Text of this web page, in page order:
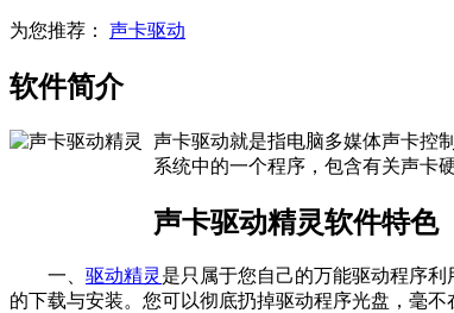
为您推荐： 声卡驱动
软件简介
声卡驱动就是指电脑多媒体声卡控
系统中的一个程序，包含有关声卡
声卡驱动精灵软件特色
一、 驱动精灵 是只属于您自己的万能驱动程序利
的下载与安装。您可以彻底扔掉驱动程序光盘，毫